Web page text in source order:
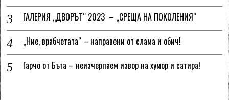
ГАЛЕРИЯ „ДВОРЪТ“ 2023 – „СРЕЩА НА ПОКОЛЕНИЯ“
„Ние, врабчетата“ – направени от слама и обич!
Гарчо от Бъта – неизчерпаем извор на хумор и сатира!